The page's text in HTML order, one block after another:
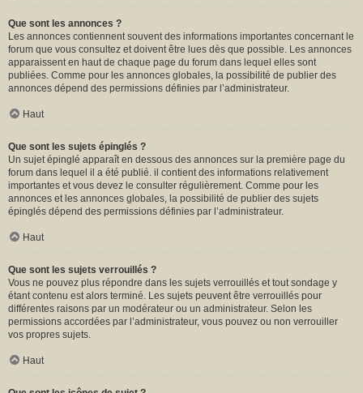
Que sont les annonces ?
Les annonces contiennent souvent des informations importantes concernant le
forum que vous consultez et doivent être lues dès que possible. Les annonces
apparaissent en haut de chaque page du forum dans lequel elles sont
publiées. Comme pour les annonces globales, la possibilité de publier des
annonces dépend des permissions définies par l’administrateur.
Haut
Que sont les sujets épinglés ?
Un sujet épinglé apparaît en dessous des annonces sur la première page du
forum dans lequel il a été publié. il contient des informations relativement
importantes et vous devez le consulter régulièrement. Comme pour les
annonces et les annonces globales, la possibilité de publier des sujets
épinglés dépend des permissions définies par l’administrateur.
Haut
Que sont les sujets verrouillés ?
Vous ne pouvez plus répondre dans les sujets verrouillés et tout sondage y
étant contenu est alors terminé. Les sujets peuvent être verrouillés pour
différentes raisons par un modérateur ou un administrateur. Selon les
permissions accordées par l’administrateur, vous pouvez ou non verrouiller
vos propres sujets.
Haut